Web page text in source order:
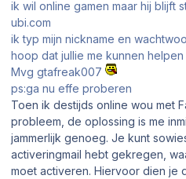
ik wil online gamen maar hij blijft
ubi.com
ik typ mijn nickname en
hoop dat jullie me kunnen helpen
Mvg gtafreak007
ps:ga nu effe proberen
Toen ik destijds online wou met
probleem, de oplossing is me
jammerlijk genoeg. Je kunt
activeringmail hebt gekregen,
moet activeren. Hiervoor dien je